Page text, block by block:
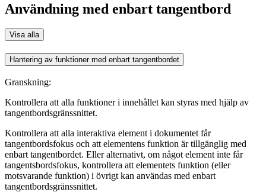
Användning med enbart tangentbord
Visa alla
Hantering av funktioner med enbart tangentbordet
Granskning:
Kontrollera att alla funktioner i innehållet kan styras med hjälp av
tangentbordsgränssnittet.
Kontrollera att alla interaktiva element i dokumentet får
tangentbordsfokus och att elementens funktion är tillgänglig med
enbart tangentbordet. Eller alternativt, om något element inte får
tangentsbordsfokus, kontrollera att elementets funktion (eller
motsvarande funktion) i övrigt kan användas med enbart
tangentbordsgränssnittet.